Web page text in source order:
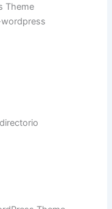
Theme